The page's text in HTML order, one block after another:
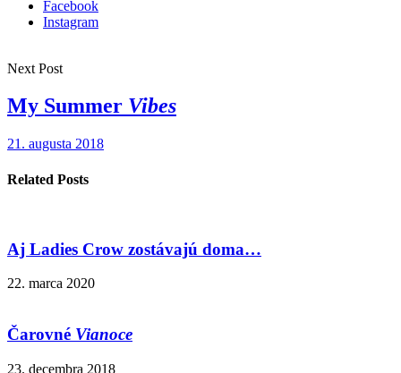
Facebook
Instagram
Next Post
My Summer Vibes
21. augusta 2018
Related Posts
Aj Ladies Crow zostávajú doma…
22. marca 2020
Čarovné Vianoce
23. decembra 2018